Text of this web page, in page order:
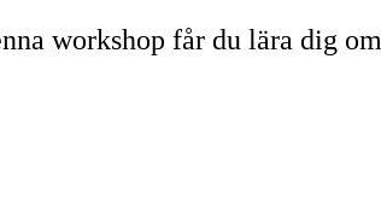
workshop får du lära dig